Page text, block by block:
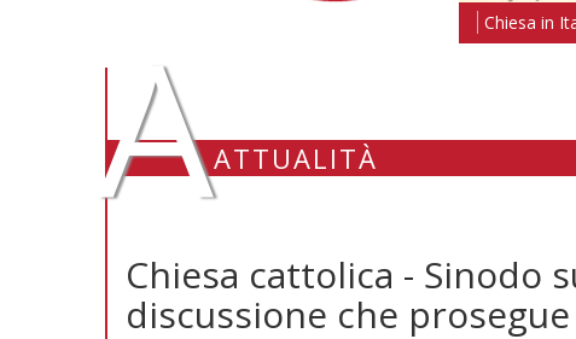
Chiesa in
AATTUALITÀ
Chiesa cattolica - Sinodo
discussione che prosegue